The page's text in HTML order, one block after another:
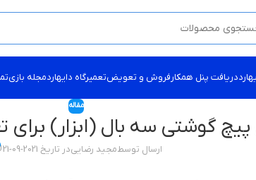
کیک کن !
دریافت پنل همکارفروش و تعویضتعمیرگاه دایهاردمجله بازی
مقاله
گوشتی سه بال (ابزار) برای
ارسال توسطمجید رضاییدر تاریخ 2021-09-21